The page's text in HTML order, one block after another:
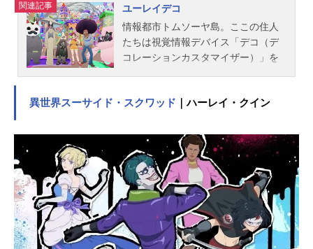
関連記事
ユーレイデコ
情報都市トムソーヤ島。ここの住人
たちは視覚情報デバイス「デコ（デ
コレーションカスタマイザー）」を
を営んでいた。さらに「らぶ」と呼
れており、バランスのとれた価値観
を保つことで平和な社会を形成して
いる。多くのらぶを集めることでデ
コが拡張されることもあり、住人は
多くのらぶを集めるために日々奔走
していた。そんな島では「怪人0」が
引き起こしている、「0現象」と呼ば
れるらぶ消失事件の噂が広がってい
異世界スーサイド・スクワッド ｜ハーレイ・クイン